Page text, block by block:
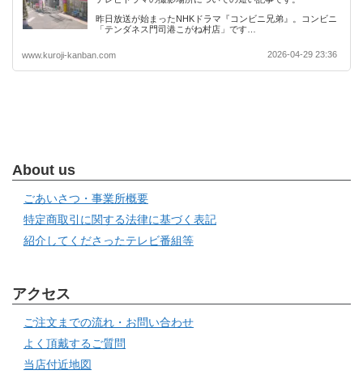
昨日放送が始まったNHKドラマ『コンビニ兄弟』。コンビニ
「テンダネス門司港こがね村店」です…
www.kuroji-kanban.com 2026-04-29 23:36
About us
ごあいさつ・事業所概要
特定商取引に関する法律に基づく表記
紹介してくださったテレビ番組等
アクセス
ご注文までの流れ・お問い合わせ
よく頂戴するご質問
当店付近地図